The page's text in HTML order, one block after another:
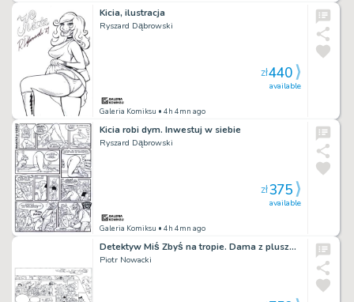
Kicia, ilustracja
Ryszard Dąbrowski
Galeria Komiksu • 4h 4mn ago
available
zł440
Kicia robi dym. Inwestuj w siebie
Ryszard Dąbrowski
Galeria Komiksu • 4h 4mn ago
available
zł375
Detektyw Miś Zbyś na tropie. Dama z pluszowym misiem, rozkładówka
Piotr Nowacki